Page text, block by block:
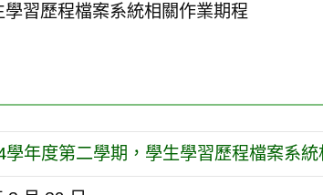
習歷程檔案系統相關作業期程
學年度第二學期，學生學習歷程檔案系